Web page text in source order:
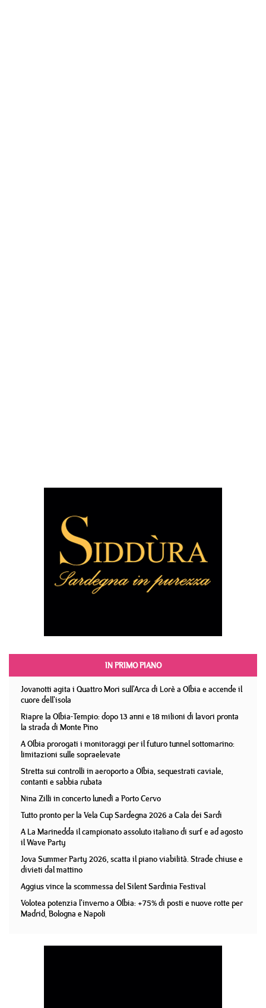
IN PRIMO PIANO
Jovanotti agita i Quattro Mori sull'Arca di Lorè a Olbia e accende il
cuore dell'isola
Riapre la Olbia-Tempio: dopo 13 anni e 18 milioni di lavori pronta
la strada di Monte Pino
A Olbia prorogati i monitoraggi per il futuro tunnel sottomarino:
limitazioni sulle sopraelevate
Stretta sui controlli in aeroporto a Olbia, sequestrati caviale,
contanti e sabbia rubata
Nina Zilli in concerto lunedì a Porto Cervo
Tutto pronto per la Vela Cup Sardegna 2026 a Cala dei Sardi
A La Marinedda il campionato assoluto italiano di surf e ad agosto
il Wave Party
Jova Summer Party 2026, scatta il piano viabilità. Strade chiuse e
divieti dal mattino
Aggius vince la scommessa del Silent Sardinia Festival
Volotea potenzia l'inverno a Olbia: +75% di posti e nuove rotte per
Madrid, Bologna e Napoli